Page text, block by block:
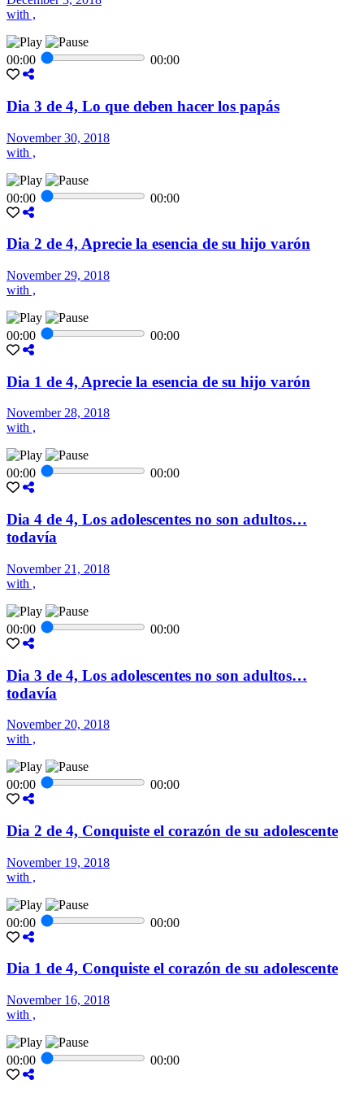
with ,
00:00 00:00
Dia 3 de 4, Lo que deben hacer los papás
November 30, 2018
with ,
00:00 00:00
Dia 2 de 4, Aprecie la esencia de su hijo varón
November 29, 2018
with ,
00:00 00:00
Dia 1 de 4, Aprecie la esencia de su hijo varón
November 28, 2018
with ,
00:00 00:00
Dia 4 de 4, Los adolescentes no son adultos…
todavía
November 21, 2018
with ,
00:00 00:00
Dia 3 de 4, Los adolescentes no son adultos…
todavía
November 20, 2018
with ,
00:00 00:00
Dia 2 de 4, Conquiste el corazón de su adolescente
November 19, 2018
with ,
00:00 00:00
Dia 1 de 4, Conquiste el corazón de su adolescente
November 16, 2018
with ,
00:00 00:00